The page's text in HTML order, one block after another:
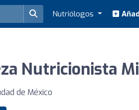
Nutriólogos
Nutricionista
de México